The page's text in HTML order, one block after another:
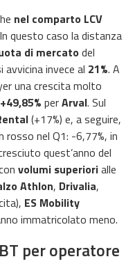
nel comparto LCV
questo caso la distanza
di mercato del
avvicina invece al 21%. A
una crescita molto
+49,85% perArval. Sul
(+17%) e, a seguire,
rosso nel Q1: -6,77%, in
quest’anno del
volumi superiorialle
Athlon, Drivalia,
ES Mobility
immatricolato meno.
per operatore